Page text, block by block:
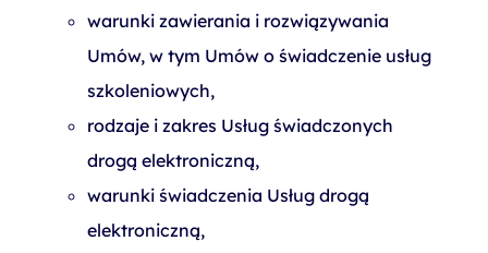
warunki zawierania i rozwiązywania
Umów, w tym Umów o świadczenie usług
szkoleniowych,
rodzaje i zakres Usług świadczonych
drogą elektroniczną,
warunki świadczenia Usług drogą
elektroniczną,